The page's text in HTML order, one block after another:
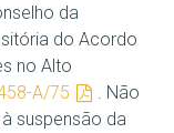
da
do Acordo
no Alto
A/75
. Não
suspensão da